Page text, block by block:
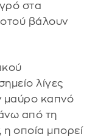
στα
βάλουν
λίγες
μαύρο καπνό
από τη
η οποία μπορεί